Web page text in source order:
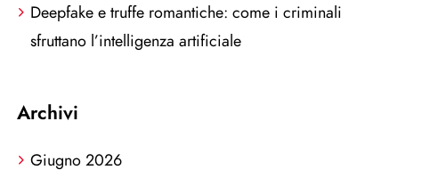
Deepfake e truffe romantiche: come i criminali
sfruttano l’intelligenza artificiale
Archivi
Giugno 2026